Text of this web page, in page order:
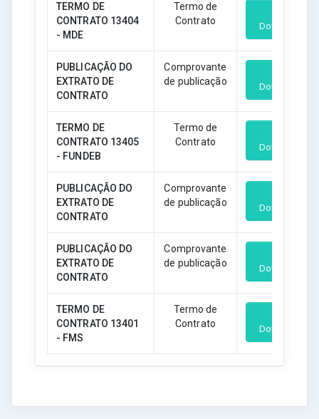
TERMO DE
CONTRATO 13404
- MDE
Termo de
Contrato
Download
PUBLICAÇÃO DO
EXTRATO DE
CONTRATO
Comprovante
de publicação
Download
TERMO DE
CONTRATO 13405
- FUNDEB
Termo de
Contrato
Download
PUBLICAÇÃO DO
EXTRATO DE
CONTRATO
Comprovante
de publicação
Download
PUBLICAÇÃO DO
EXTRATO DE
CONTRATO
Comprovante
de publicação
Download
TERMO DE
CONTRATO 13401
- FMS
Termo de
Contrato
Download